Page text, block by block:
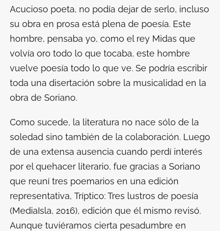
Acucioso poeta, no podía dejar de serlo, incluso
su obra en prosa está plena de poesía. Este
hombre, pensaba yo, como el rey Midas que
volvía oro todo lo que tocaba, este hombre
vuelve poesía todo lo que ve. Se podría escribir
toda una disertación sobre la musicalidad en la
obra de Soriano.
Como sucede, la literatura no nace sólo de la
soledad sino también de la colaboración. Luego
de una extensa ausencia cuando perdí interés
por el quehacer literario, fue gracias a Soriano
que reuní tres poemarios en una edición
representativa, Tríptico: Tres lustros de poesía
(MediaIsla, 2016), edición que él mismo revisó.
Aunque tuviéramos cierta pesadumbre en